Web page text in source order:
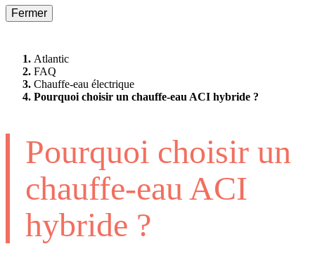
Fermer
Atlantic
FAQ
Chauffe-eau électrique
Pourquoi choisir un chauffe-eau ACI hybride ?
Pourquoi choisir un
chauffe-eau ACI
hybride ?